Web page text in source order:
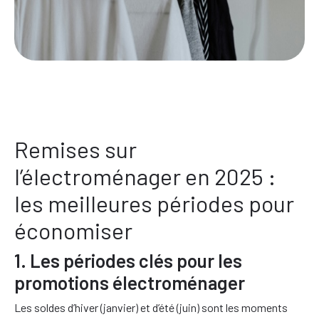
Remises sur
l’électroménager en 2025 :
les meilleures périodes pour
économiser
1. Les périodes clés pour les
promotions électroménager
Les soldes d’hiver (janvier) et d’été (juin) sont les moments